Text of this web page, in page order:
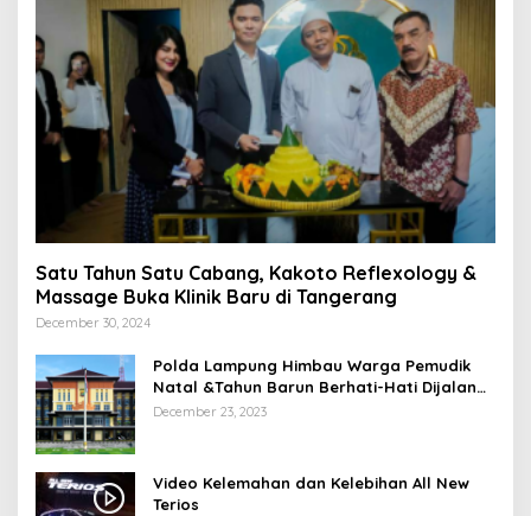
Satu Tahun Satu Cabang, Kakoto Reflexology &
Massage Buka Klinik Baru di Tangerang
December 30, 2024
Polda Lampung Himbau Warga Pemudik
Natal &Tahun Barun Berhati-Hati Dijalan
Saat Melintas di -Titik Rawan Kecelakaan
December 23, 2023
Video Kelemahan dan Kelebihan All New
Terios